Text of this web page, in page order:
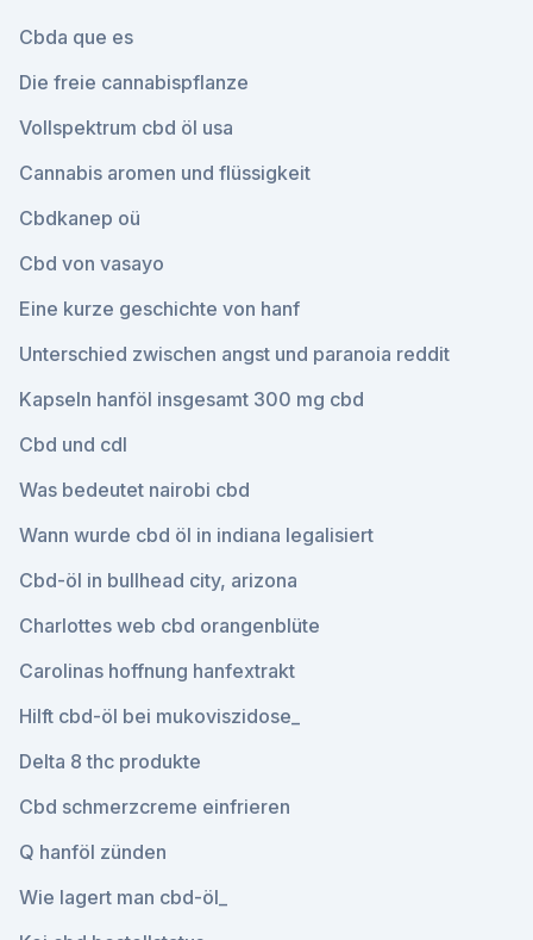
Cbda que es
Die freie cannabispflanze
Vollspektrum cbd öl usa
Cannabis aromen und flüssigkeit
Cbdkanep oü
Cbd von vasayo
Eine kurze geschichte von hanf
Unterschied zwischen angst und paranoia reddit
Kapseln hanföl insgesamt 300 mg cbd
Cbd und cdl
Was bedeutet nairobi cbd
Wann wurde cbd öl in indiana legalisiert
Cbd-öl in bullhead city, arizona
Charlottes web cbd orangenblüte
Carolinas hoffnung hanfextrakt
Hilft cbd-öl bei mukoviszidose_
Delta 8 thc produkte
Cbd schmerzcreme einfrieren
Q hanföl zünden
Wie lagert man cbd-öl_